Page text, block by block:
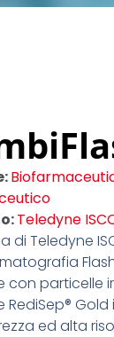
Teledyne
di Teledyne
con particelle
RediSep®
ed alta